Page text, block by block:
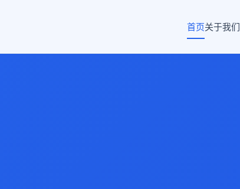
首页关于我们